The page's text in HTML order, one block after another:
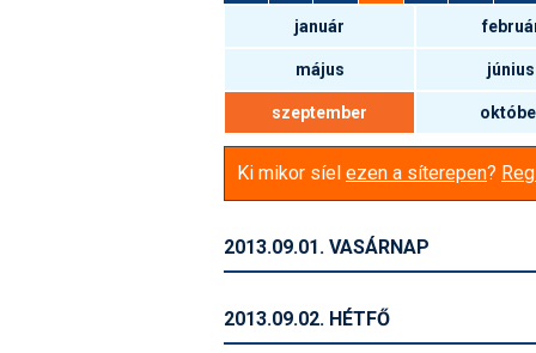
január
május június
szeptember
Ki mikor síel ezen a síterepen?
2013.09.01. VASÁRNAP
2013.09.02. HÉTFŐ